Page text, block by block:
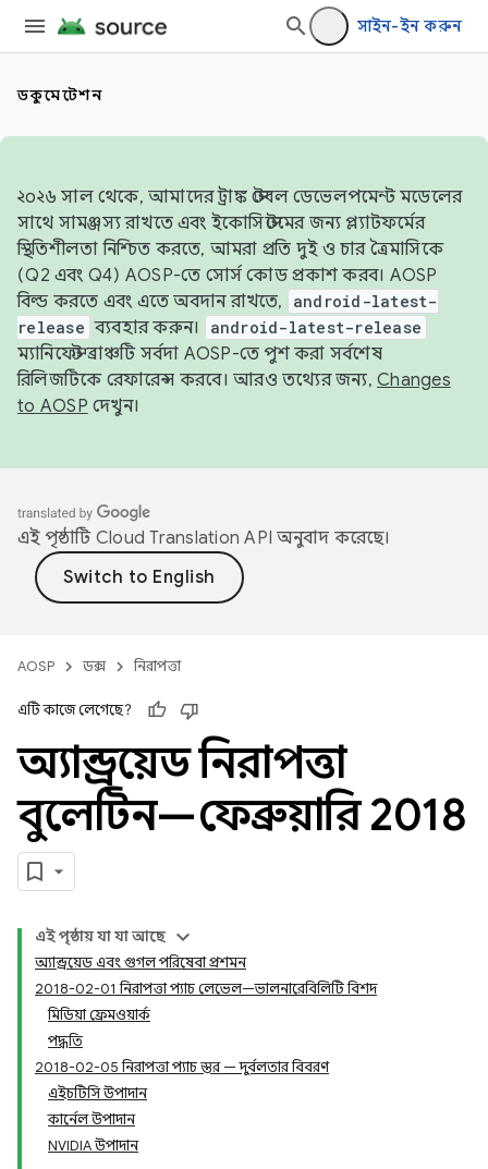
সাইন-ইন করুন
ডকুমেন্টেশন
২০২৬ সাল থেকে, আমাদের ট্রাঙ্ক স্টেবল ডেভেলপমেন্ট মডেলের
সাথে সামঞ্জস্য রাখতে এবং ইকোসিস্টেমের জন্য প্ল্যাটফর্মের
স্থিতিশীলতা নিশ্চিত করতে, আমরা প্রতি দুই ও চার ত্রৈমাসিকে
(Q2 এবং Q4) AOSP-তে সোর্স কোড প্রকাশ করব। AOSP
বিল্ড করতে এবং এতে অবদান রাখতে,
android-latest-
release ব্যবহার করুন। android-latest-release
ম্যানিফেস্ট ব্রাঞ্চটি সর্বদা AOSP-তে পুশ করা সর্বশেষ
রিলিজটিকে রেফারেন্স করবে। আরও তথ্যের জন্য, Changes
to AOSP দেখুন।
এই পৃষ্ঠাটি Cloud Translation API অনুবাদ করেছে।
AOSP ডক্স নিরাপত্তা
এটি কাজে লেগেছে?
অ্যান্ড্রয়েড নিরাপত্তা
বুলেটিন—ফেব্রুয়ারি 2018
এই পৃষ্ঠায় যা যা আছে
অ্যান্ড্রয়েড এবং গুগল পরিষেবা প্রশমন
2018-02-01 নিরাপত্তা প্যাচ লেভেল—ভালনারেবিলিটি বিশদ
মিডিয়া ফ্রেমওয়ার্ক
পদ্ধতি
2018-02-05 নিরাপত্তা প্যাচ স্তর — দুর্বলতার বিবরণ
এইচটিসি উপাদান
কার্নেল উপাদান
NVIDIA উপাদান